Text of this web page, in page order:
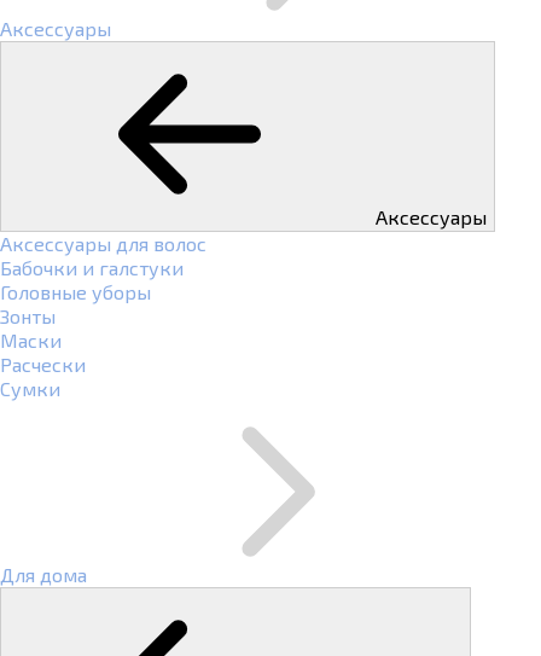
Аксессуары
Аксессуары
Аксессуары для волос
Бабочки и галстуки
Головные уборы
Зонты
Маски
Расчески
Сумки
Для дома